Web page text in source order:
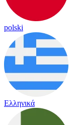
polski
Ελληνικά